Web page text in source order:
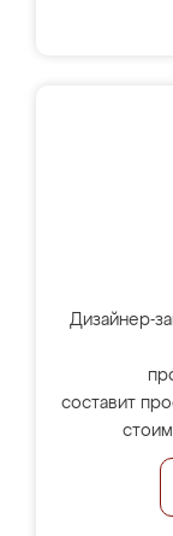
Дизайнер-
составит